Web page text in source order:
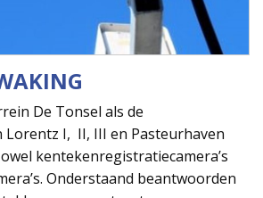
De Tonsel als de
I, II, III en Pasteurhaven
kentekenregistratiecamera’s
Onderstaand beantwoorden